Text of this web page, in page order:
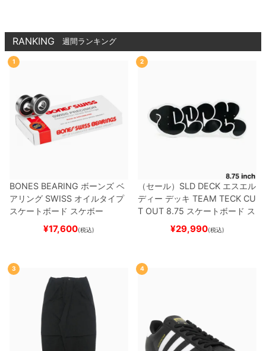
RANKING 週間ランキング
1
BONES BEARING ボーンズ ベ
アリング SWISS オイルタイプ
スケートボード スケボー
¥17,600(税込)
2
（セール） SLD DECK エスエル
ディー デッキ TEAM TECK CU
T OUT 8.75 スケートボード ス
¥29,990(税込)
3 4